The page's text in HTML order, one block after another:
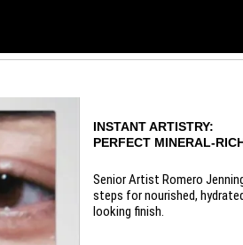
INSTANT ARTISTRY:
PERFECT MINERAL-
Senior Artist Romero
steps for nourished,
looking finish.